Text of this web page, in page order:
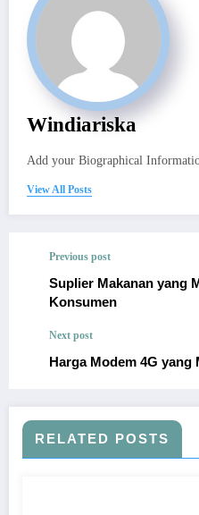
Windiariska
Add your Biographical
View All Posts
Previous post
Suplier Makanan yang
Konsumen
Next post
Harga Modem 4G yang
RELATED POSTS